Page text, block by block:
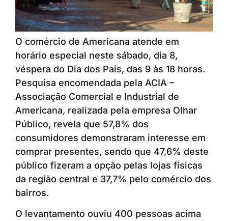
O comércio de Americana atende em
horário especial neste sábado, dia 8,
véspera do Dia dos Pais, das 9 às 18 horas.
Pesquisa encomendada pela ACIA –
Associação Comercial e Industrial de
Americana, realizada pela empresa Olhar
Público, revela que 57,8% dos
consumidores demonstraram interesse em
comprar presentes, sendo que 47,6% deste
público fizeram a opção pelas lojas físicas
da região central e 37,7% pelo comércio dos
bairros.
O levantamento ouviu 400 pessoas acima